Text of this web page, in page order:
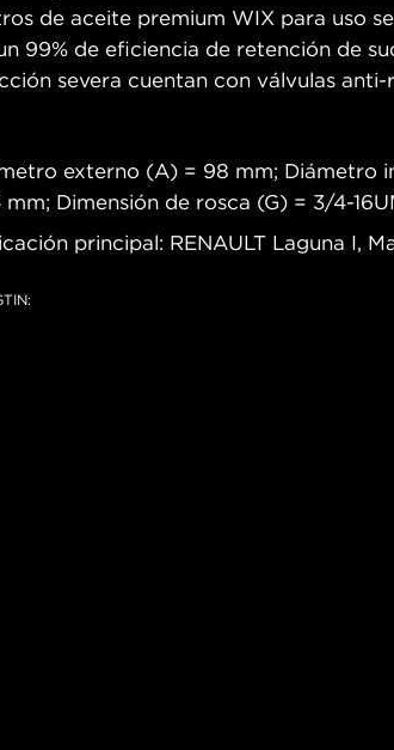
de aceite premium WIX para uso
99% de eficiencia de retención de
severa cuentan con válvulas
externo (A) = 98 mm; Diámetro
mm; Dimensión de rosca (G) = 3/4-
principal: RENAULT Laguna I,